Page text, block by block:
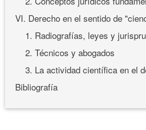
VI. Derecho en el sentido de
1. Radiografías, leyes y
2. Técnicos y abogados
3. La actividad científica en el
Bibliografía